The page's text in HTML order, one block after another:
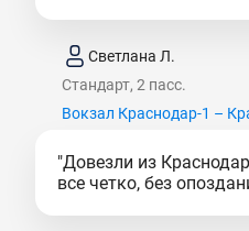
Светлана Л.
Стандарт, 2 пасс.
Вокзал Краснодар-1 –
"Довезли из
все четко, без